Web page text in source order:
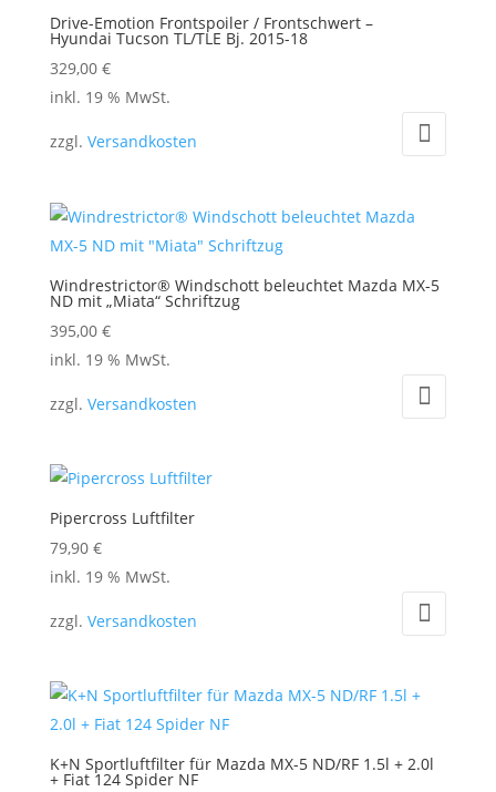
Drive-Emotion Frontspoiler / Frontschwert –
Hyundai Tucson TL/TLE Bj. 2015-18
329,00 €
inkl. 19 % MwSt.
zzgl. Versandkosten
Windrestrictor® Windschott beleuchtet Mazda MX-5
ND mit „Miata“ Schriftzug
395,00 €
inkl. 19 % MwSt.
zzgl. Versandkosten
Pipercross Luftfilter
79,90 €
inkl. 19 % MwSt.
zzgl. Versandkosten
K+N Sportluftfilter für Mazda MX-5 ND/RF 1.5l + 2.0l
+ Fiat 124 Spider NF